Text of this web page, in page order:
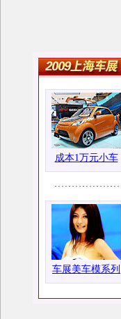
成本1万元小车
车展美车模系列